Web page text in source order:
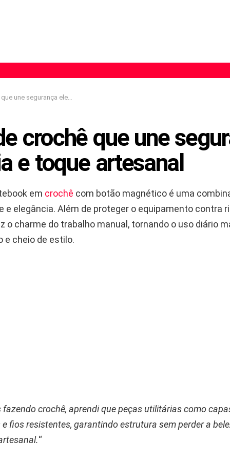
elegância e toque artesanal
crochê que une
e toque artesanal
em crochê com botão magnético é uma
e elegância. Além de proteger o equipamento contra
o charme do trabalho manual, tornando o uso diário
e cheio de estilo.
fazendo crochê, aprendi que peças utilitárias como
fios resistentes, garantindo estrutura sem perder a
“